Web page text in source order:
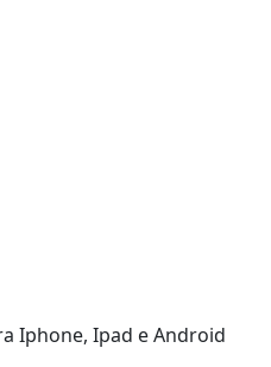
Iphone, Ipad e Android